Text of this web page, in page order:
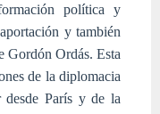
política y
y también
Gordón Ordás. Esta
de la diplomacia
desde París y de la